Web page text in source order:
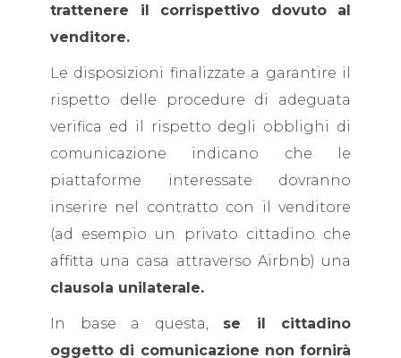
trattenere il corrispettivo dovuto al
venditore.
Le disposizioni finalizzate a garantire il
rispetto delle procedure di adeguata
verifica ed il rispetto degli obblighi di
comunicazione indicano che le
piattaforme interessate dovranno
inserire nel contratto con il venditore
(ad esempio un privato cittadino che
affitta una casa attraverso Airbnb) una
clausola unilaterale.
In base a questa, se il cittadino
oggetto di comunicazione non fornirà